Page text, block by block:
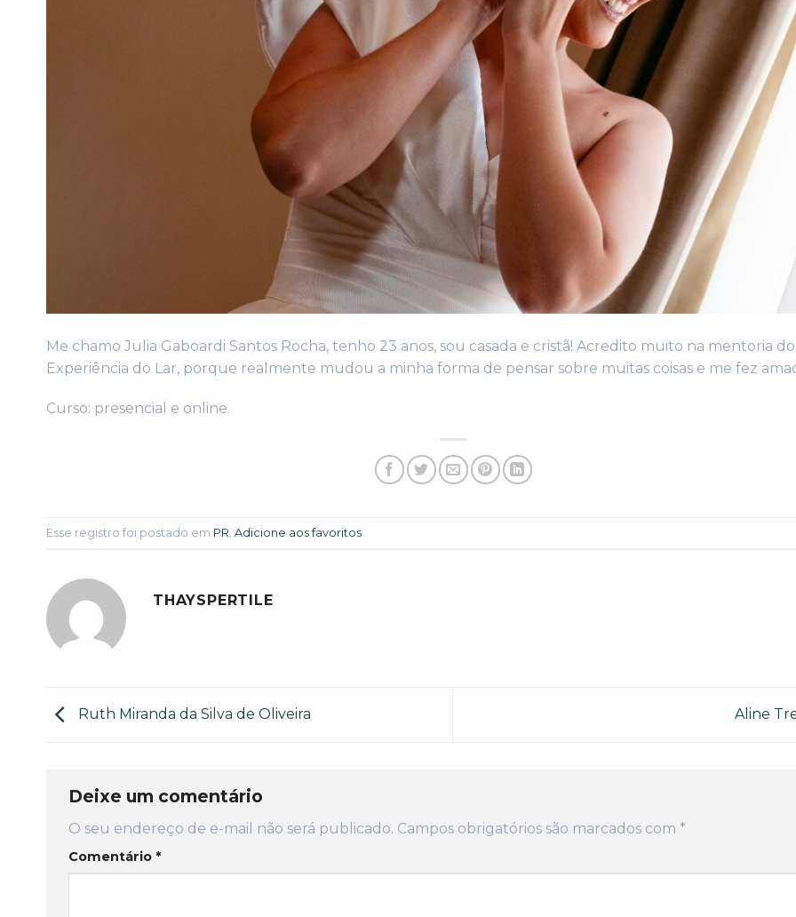
Me chamo Julia Gaboardi Santos Rocha, tenho 23 anos, sou casada e cristã! Acredito muito na mentoria do
Experiência do Lar, porque realmente mudou a minha forma de pensar sobre muitas coisas e me fez
Curso: presencial e online.
Esse registro foi postado em PR Adicione aos favoritos
THAYSPERTILE
Ruth Miranda da Silva de Oliveira Aline
Deixe um comentário
O seu endereço de e-mail não será publicado. Campos obrigatórios são marcados com *
Comentário *